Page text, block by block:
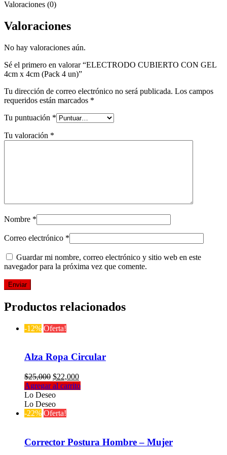
Valoraciones (0)
Valoraciones
No hay valoraciones aún.
Sé el primero en valorar “ELECTRODO CUBIERTO CON GEL
4cm x 4cm (Pack 4 un)”
Tu dirección de correo electrónico no será publicada. Los campos
requeridos están marcados *
Tu puntuación *
Tu valoración *
Nombre *
Correo electrónico *
Guardar mi nombre, correo electrónico y sitio web en este
navegador para la próxima vez que comente.
Productos relacionados
-12% Oferta!
Alza Ropa Circular
$25,000 El
precio
original
era:
$25,000.
$22,000El
precio
Agregar al carrito
Lo Deseo
Lo Deseo
-22% Oferta!
Corrector Postura Hombre – Mujer